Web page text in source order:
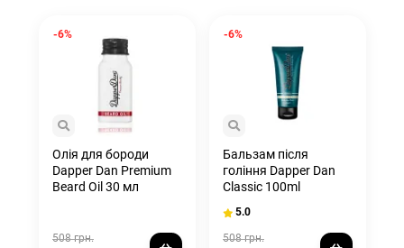
-6%
Олія для бороди
Dapper Dan Premium
Beard Oil 30 мл
508 грн.
-6%
Бальзам після
гоління Dapper Dan
Classic 100ml
5.0
508 грн.